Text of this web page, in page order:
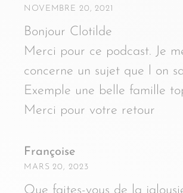
NOVEMBRE 20, 2021
Bonjour Clotilde
Merci pour ce podcast. Je
concerne un sujet que l on
Exemple une belle famille
Merci pour votre retour
Françoise
MARS 20, 2023